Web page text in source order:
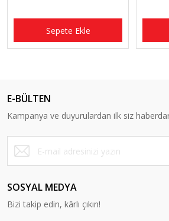
Sepete Ekle
E-BÜLTEN
Kampanya ve duyurulardan ilk siz
SOSYAL MEDYA
Bizi takip edin, kârlı çıkın!